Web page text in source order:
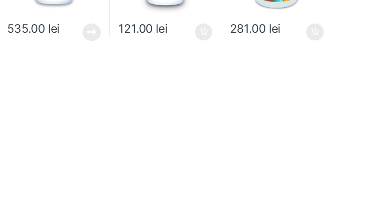
535.00 lei 121.00 lei 281.00 lei